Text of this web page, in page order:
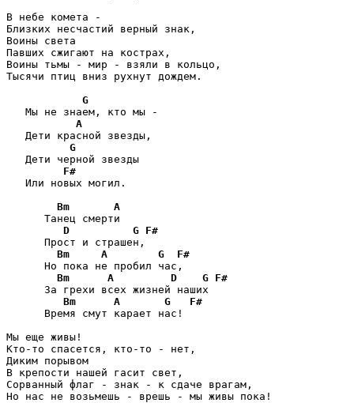
В небе комета -
Близких несчастий верный знак,
Воины света
Павших сжигают на кострах,
Воины тьмы - мир - взяли в кольцо,
Тысячи птиц вниз рухнут дождем.
G
   Мы не знаем, кто мы -
A
   Дети красной звезды,
G
   Дети черной звезды
F#
   Или новых могил.
Bm
A
      Танец смерти
D
G F#
      Прост и страшен,
Bm
A G
F#
      Но пока не пробил час,
Bm
A D G F#
      За грехи всех жизней наших
Bm
A G
F#
      Время смут карает нас!
Мы еще живы!
Кто-то спасется, кто-то - нет,
Диким порывом
В крепости нашей гасит свет,
Сорванный флаг - знак - к сдаче врагам,
Но нас не возьмешь - врешь - мы живы пока!